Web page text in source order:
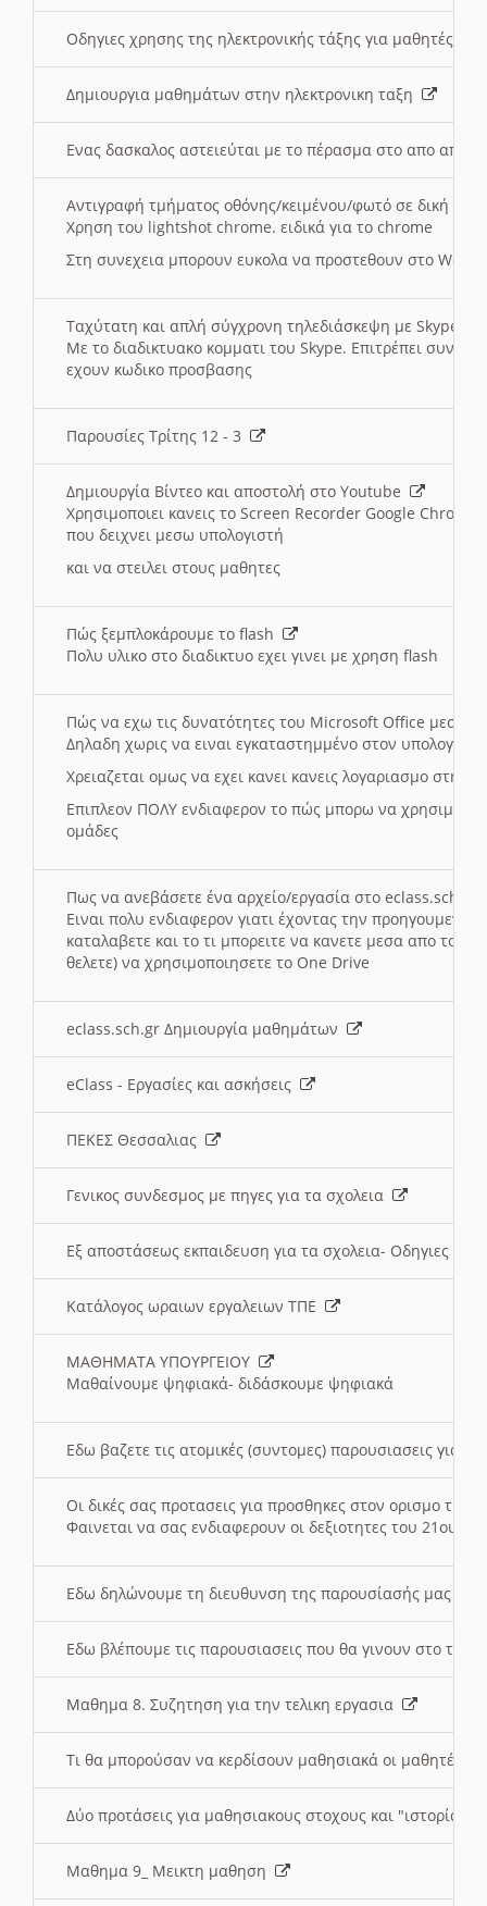
Οδηγιες χρησης της ηλεκτρονικής τάξης για μαθητές
Δημιουργια μαθημάτων στην ηλεκτρονικη ταξη
Ενας δασκαλος αστειεύται με το πέρασμα στο απο
Αντιγραφή τμήματος οθόνης/κειμένου/φωτό σε δική
Χρηση του lightshot chrome. ειδικά για το chrome
Στη συνεχεια μπορουν ευκολα να προστεθουν στο Word
Ταχύτατη και απλή σύγχρονη τηλεδιάσκεψη με Skype
Με το διαδικτυακο κομματι του Skype. Επιτρέπει
εχουν κωδικο προσβασης
Παρουσίες Τρίτης 12 - 3
Δημιουργία Βίντεο και αποστολή στο Youtube
Χρησιμοποιει κανεις το Screen Recorder Google Chrome
που δειχνει μεσω υπολογιστή
και να στειλει στους μαθητες
Πώς ξεμπλοκάρουμε το flash
Πολυ υλικο στο διαδικτυο εχει γινει με χρηση flash
Πώς να εχω τις δυνατότητες του Microsoft Office μεσω
Δηλαδη χωρις να ειναι εγκαταστημμένο στον
Χρειαζεται ομως να εχει κανει κανεις λογαριασμο στη
Επιπλεον ΠΟΛΥ ενδιαφερον το πώς μπορω να
ομάδες
Πως να ανεβάσετε ένα αρχείο/εργασία στο eclass.sch.gr
Ειναι πολυ ενδιαφερον γιατι έχοντας την
καταλαβετε και το τι μπορειτε να κανετε μεσα απο το
θελετε) να χρησιμοποιησετε το One Drive
eclass.sch.gr Δημιουργία μαθημάτων
eClass - Εργασίες και ασκήσεις
ΠΕΚΕΣ Θεσσαλιας
Γενικος συνδεσμος με πηγες για τα σχολεια
Εξ αποστάσεως εκπαιδευση για τα σχολεια- Οδηγιες
Κατάλογος ωραιων εργαλειων ΤΠΕ
ΜΑΘΗΜΑΤΑ ΥΠΟΥΡΓΕΙΟΥ
Μαθαίνουμε ψηφιακά- διδάσκουμε ψηφιακά
Εδω βαζετε τις ατομικές (συντομες) παρουσιασεις για
Οι δικές σας προτασεις για προσθηκες στον ορισμο
Φαινεται να σας ενδιαφερουν οι δεξιοτητες του 21ου
Εδω δηλώνουμε τη διευθυνση της παρουσίασής μας
Εδω βλέπουμε τις παρουσιασεις που θα γινουν στο
Μαθημα 8. Συζητηση για την τελικη εργασια
Τι θα μπορούσαν να κερδίσουν μαθησιακά οι μαθητές/
Δύο προτάσεις για μαθησιακους στοχους και "ιστορία"
Μαθημα 9_ Μεικτη μαθηση